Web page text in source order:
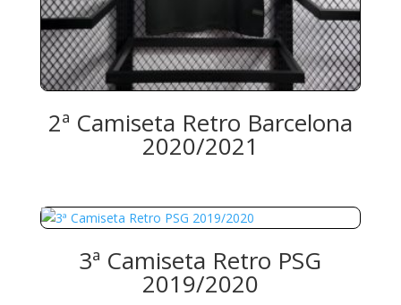
2ª Camiseta Retro Barcelona
2020/2021
3ª Camiseta Retro PSG
2019/2020